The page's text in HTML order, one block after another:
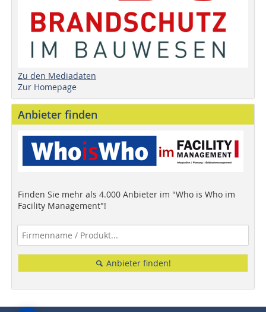
Zu den Mediadaten
Zur Homepage
Anbieter finden
Finden Sie mehr als 4.000 Anbieter im "Who is Who im
Facility Management"!
Anbieter finden!